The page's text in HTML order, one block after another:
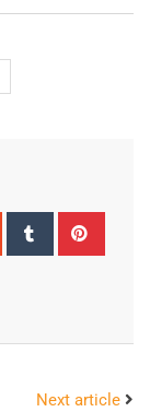
Next article